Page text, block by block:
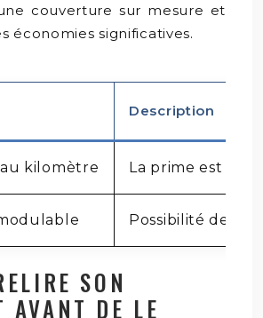
couverture sur mesure et
économies significatives.
Description
kilomètre La prime est
Possibilité de
SON
AVANT DE LE